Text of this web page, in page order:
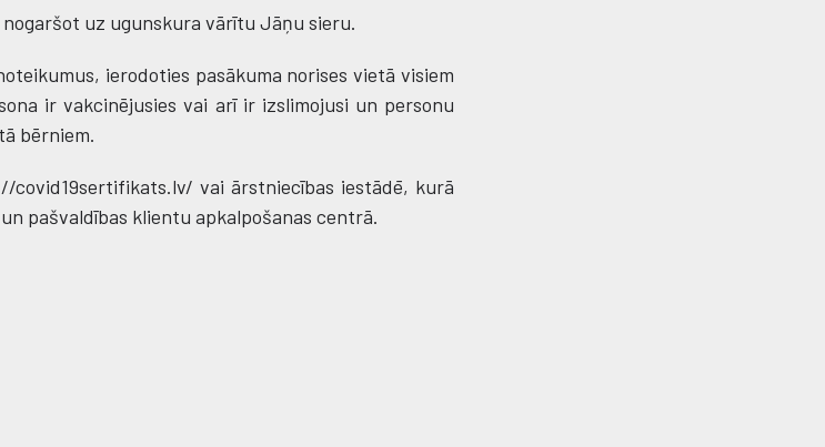
uz ugunskura vārītu Jāņu sieru.
ierodoties pasākuma norises vietā visiem
ir vakcinējusies vai arī ir izslimojusi un personu
bērniem.
vai ārstniecības iestādē, kurā
pašvaldības klientu apkalpošanas centrā.